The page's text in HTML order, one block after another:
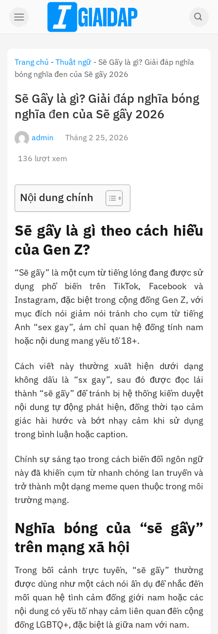
Trang chủ - Thuật ngữ - Sẽ Gầy là gì? Giải đáp nghĩa
bóng nghĩa đen của Sẽ gầy 2026
Sẽ Gầy là gì? Giải đáp nghĩa bóng
nghĩa đen của Sẽ gầy 2026
admin Tháng 2 25, 2026
136 lượt xem
Nội dung chính
Sẽ gầy là gì theo cách hiểu
của Gen Z?
“Sẽ gầy” là một cụm từ tiếng lóng đang được sử
dụng phổ biến trên TikTok, Facebook và
Instagram, đặc biệt trong cộng đồng Gen Z, với
mục đích nói giảm nói tránh cho cụm từ tiếng
Anh “sex gay”, ám chỉ quan hệ đồng tính nam
hoặc nội dung mang yếu tố 18+.
Cách viết này thường xuất hiện dưới dạng
không dấu là “sx gay”, sau đó được đọc lái
thành “sẽ gầy” để tránh bị hệ thống kiểm duyệt
nội dung tự động phát hiện, đồng thời tạo cảm
giác hài hước và bớt nhạy cảm khi sử dụng
trong bình luận hoặc caption.
Chính sự sáng tạo trong cách biến đổi ngôn ngữ
này đã khiến cụm từ nhanh chóng lan truyền và
trở thành một dạng meme quen thuộc trong môi
trường mạng.
Nghĩa bóng của “sẽ gầy”
trên mạng xã hội
Trong bối cảnh trực tuyến, “sẽ gầy” thường
được dùng như một cách nói ẩn dụ để nhắc đến
mối quan hệ tình cảm đồng giới nam hoặc các
nội dung có yếu tố nhạy cảm liên quan đến cộng
đồng LGBTQ+, đặc biệt là giữa nam với nam.